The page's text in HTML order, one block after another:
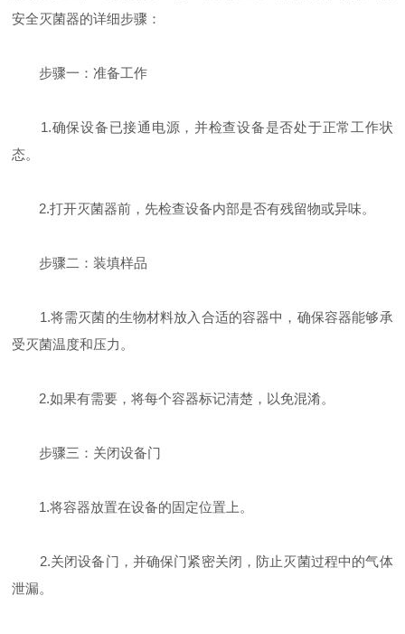
安全灭菌器的详细步骤：
步骤一：准备工作
1.确保设备已接通电源，并检查设备是否处于正常工作状
态。
2.打开灭菌器前，先检查设备内部是否有残留物或异味。
步骤二：装填样品
1.将需灭菌的生物材料放入合适的容器中，确保容器能够承
受灭菌温度和压力。
2.如果有需要，将每个容器标记清楚，以免混淆。
步骤三：关闭设备门
1.将容器放置在设备的固定位置上。
2.关闭设备门，并确保门紧密关闭，防止灭菌过程中的气体
泄漏。